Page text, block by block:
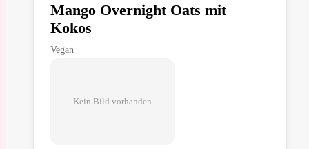
Mango Overnight Oats mit
Kokos
Vegan
Kein Bild vorhanden